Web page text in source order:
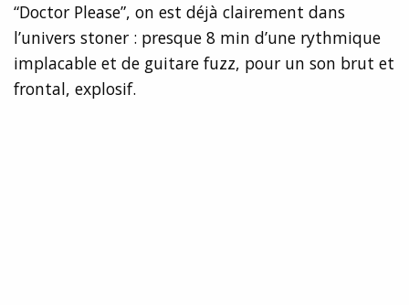
“Doctor Please”, on est déjà clairement dans
l’univers stoner : presque 8 min d’une rythmique
implacable et de guitare fuzz, pour un son brut et
frontal, explosif.